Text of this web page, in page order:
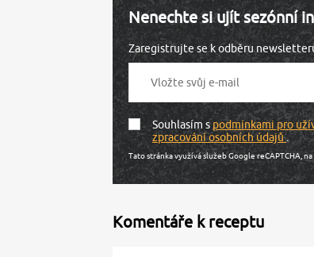
Nenechte si ujít sezónní
Zaregistrujte se k odběru
Souhlasím spodmínkami pro
zpracování osobních údajů.
Tato stránka využívá služeb Google reCAPTCHA,
Komentáře k receptu